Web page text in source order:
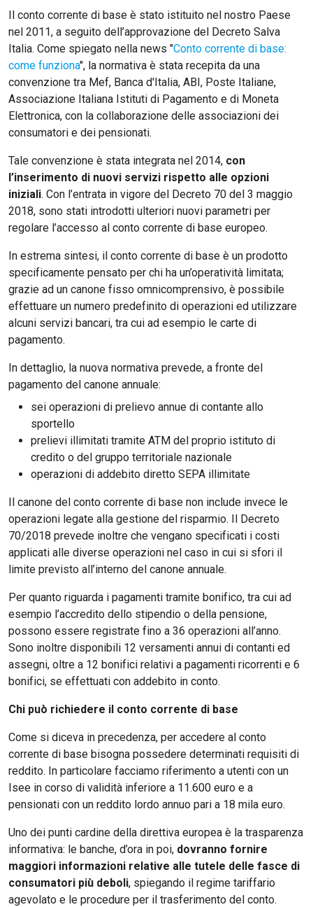
Il conto corrente di base è stato istituito nel nostro Paese
nel 2011, a seguito dell’approvazione del Decreto Salva
Italia. Come spiegato nella news "Conto corrente di base:
come funziona", la normativa è stata recepita da una
convenzione tra Mef, Banca d'Italia, ABI, Poste Italiane,
Associazione Italiana Istituti di Pagamento e di Moneta
Elettronica, con la collaborazione delle associazioni dei
consumatori e dei pensionati.
Tale convenzione è stata integrata nel 2014, con
l’inserimento di nuovi servizi rispetto alle opzioni
iniziali. Con l’entrata in vigore del Decreto 70 del 3 maggio
2018, sono stati introdotti ulteriori nuovi parametri per
regolare l’accesso al conto corrente di base europeo.
In estrema sintesi, il conto corrente di base è un prodotto
specificamente pensato per chi ha un’operatività limitata;
grazie ad un canone fisso omnicomprensivo, è possibile
effettuare un numero predefinito di operazioni ed utilizzare
alcuni servizi bancari, tra cui ad esempio le carte di
pagamento.
In dettaglio, la nuova normativa prevede, a fronte del
pagamento del canone annuale:
sei operazioni di prelievo annue di contante allo
sportello
prelievi illimitati tramite ATM del proprio istituto di
credito o del gruppo territoriale nazionale
operazioni di addebito diretto SEPA illimitate
Il canone del conto corrente di base non include invece le
operazioni legate alla gestione del risparmio. Il Decreto
70/2018 prevede inoltre che vengano specificati i costi
applicati alle diverse operazioni nel caso in cui si sfori il
limite previsto all’interno del canone annuale.
Per quanto riguarda i pagamenti tramite bonifico, tra cui ad
esempio l’accredito dello stipendio o della pensione,
possono essere registrate fino a 36 operazioni all’anno.
Sono inoltre disponibili 12 versamenti annui di contanti ed
assegni, oltre a 12 bonifici relativi a pagamenti ricorrenti e 6
bonifici, se effettuati con addebito in conto.
Chi può richiedere il conto corrente di base
Come si diceva in precedenza, per accedere al conto
corrente di base bisogna possedere determinati requisiti di
reddito. In particolare facciamo riferimento a utenti con un
Isee in corso di validità inferiore a 11.600 euro e a
pensionati con un reddito lordo annuo pari a 18 mila euro.
Uno dei punti cardine della direttiva europea è la trasparenza
informativa: le banche, d’ora in poi, dovranno fornire
maggiori informazioni relative alle tutele delle fasce di
consumatori più deboli, spiegando il regime tariffario
agevolato e le procedure per il trasferimento del conto.